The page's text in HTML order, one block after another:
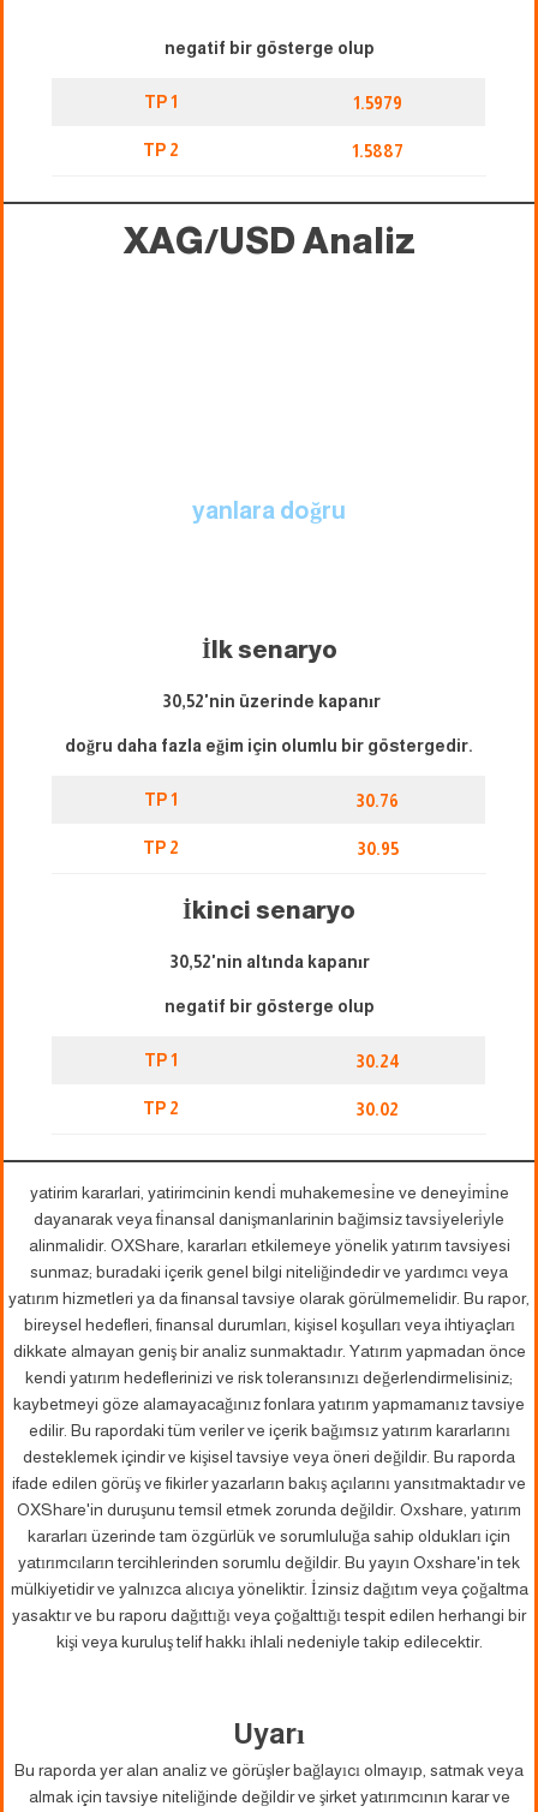
negatif bir gösterge olup
TP 1 1.5979
TP 2 1.5887
XAG/USDAnaliz
yanlara doğru
İlk senaryo
30,52'nin üzerinde kapanır
doğru daha fazla eğim için olumlu bir göstergedir.
TP 1 30.76
TP 2 30.95
İkinci senaryo
30,52'nin altında kapanır
negatif bir gösterge olup
TP 1 30.24
TP 2 30.02
yatirim kararlari, yatirimcinin kendi̇ muhakemesi̇ne ve deneyi̇mi̇ne
dayanarak veya fi̇nansal danişmanlarinin bağimsiz tavsi̇yeleri̇yle
alinmalidir. OXShare, kararları etkilemeye yönelik yatırım tavsiyesi
sunmaz; buradaki içerik genel bilgi niteliğindedir ve yardımcı veya
yatırım hizmetleri ya da finansal tavsiye olarak görülmemelidir. Bu rapor,
bireysel hedefleri, finansal durumları, kişisel koşulları veya ihtiyaçları
dikkate almayan geniş bir analiz sunmaktadır. Yatırım yapmadan önce
kendi yatırım hedeflerinizi ve risk toleransınızı değerlendirmelisiniz;
kaybetmeyi göze alamayacağınız fonlara yatırım yapmamanız tavsiye
edilir. Bu rapordaki tüm veriler ve içerik bağımsız yatırım kararlarını
desteklemek içindir ve kişisel tavsiye veya öneri değildir. Bu raporda
ifade edilen görüş ve fikirler yazarların bakış açılarını yansıtmaktadır ve
OXShare'in duruşunu temsil etmek zorunda değildir. Oxshare, yatırım
kararları üzerinde tam özgürlük ve sorumluluğa sahip oldukları için
yatırımcıların tercihlerinden sorumlu değildir. Bu yayın Oxshare'in tek
mülkiyetidir ve yalnızca alıcıya yöneliktir. İzinsiz dağıtım veya çoğaltma
yasaktır ve bu raporu dağıttığı veya çoğalttığı tespit edilen herhangi bir
kişi veya kuruluş telif hakkı ihlali nedeniyle takip edilecektir.
Uyarı
Bu raporda yer alan analiz ve görüşler bağlayıcı olmayıp, satmak veya
almak için tavsiye niteliğinde değildir ve şirket yatırımcının karar ve